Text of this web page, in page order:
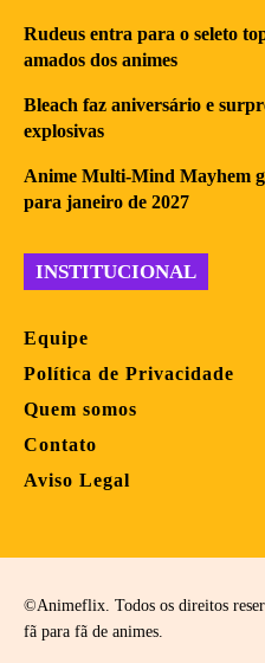
Rudeus entra para o seleto
amados dos animes
Bleach faz aniversário e
explosivas
Anime Multi-Mind Mayhem
para janeiro de 2027
INSTITUCIONAL
Equipe
Política de Privacidade
Quem somos
Contato
Aviso Legal
©Animeflix. Todos os direitos
fã para fã de animes.